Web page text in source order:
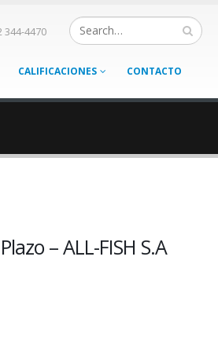
344-4470
CALIFICACIONES CONTACTO
– ALL-FISH S.A